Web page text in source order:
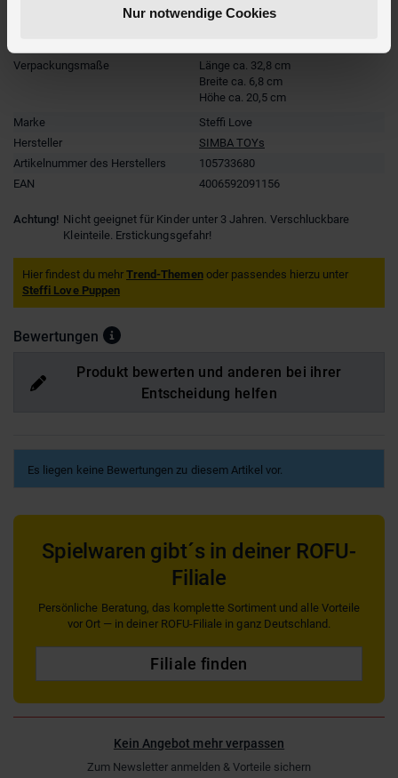
Nur notwendige Cookies
ab 3 Jahre
Verpackungsmaße
Länge ca. 32,8 cm
Breite ca. 6,8 cm
Höhe ca. 20,5 cm
Marke
Steffi Love
Hersteller
SIMBA TOYs
Artikelnummer des Herstellers
105733680
EAN
4006592091156
Achtung! Nicht geeignet für Kinder unter 3 Jahren. Verschluckbare
Kleinteile. Erstickungsgefahr!
Hier findest du mehr Trend-Themenoder passendes hierzu unter
Steffi Love Puppen
Bewertungen
Produkt bewerten und anderen bei ihrer
Entscheidung helfen
Es liegen keine Bewertungen zu diesem Artikel vor.
Spielwaren gibt´s in deiner ROFU-
Filiale
Persönliche Beratung, das komplette Sortiment und alle Vorteile
vor Ort — in deiner ROFU-Filiale in ganz Deutschland.
Filiale finden
Kein Angebot mehr verpassen
Zum Newsletter anmelden & Vorteile sichern